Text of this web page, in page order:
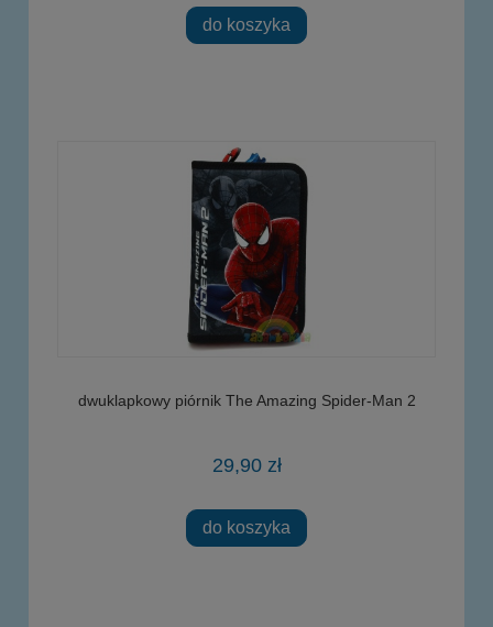
do koszyka
dwuklapkowy piórnik The Amazing Spider-Man 2
29,90 zł
do koszyka